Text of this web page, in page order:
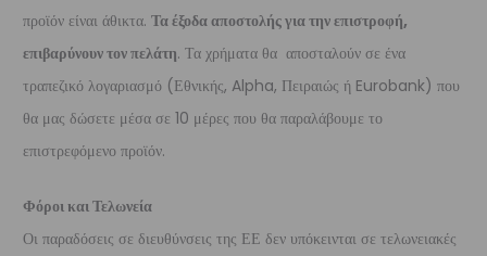
προϊόν είναι άθικτα. Τα έξοδα αποστολής για την επιστροφή,
επιβαρύνουν τον πελάτη. Τα χρήματα θα αποσταλούν σε ένα
τραπεζικό λογαριασμό (Εθνικής, Alpha, Πειραιώς ή Eurobank) που
θα μας δώσετε μέσα σε 10 μέρες που θα παραλάβουμε το
επιστρεφόμενο προϊόν.
Φόροι και Τελωνεία
Οι παραδόσεις σε διευθύνσεις της ΕΕ δεν υπόκεινται σε τελωνειακές